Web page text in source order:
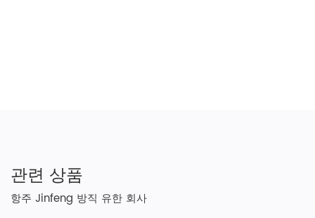
관련 상품
항주 Jinfeng 방직 유한 회사